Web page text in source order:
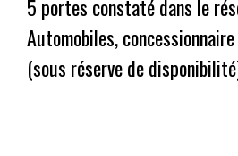
5 portes constaté dans le
Automobiles,
(sous réserve de